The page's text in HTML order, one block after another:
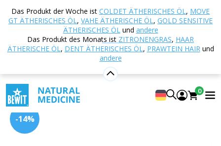
Das Produkt der Woche ist COLDET ÄTHERISCHES ÖL, MOVE
GT ÄTHERISCHES ÖL, VAHE ÄTHERISCHE ÖL, GOLD SENSITIVE
ÄTHERISCHES ÖLund andere
Das Produkt des Monats ist ZITRONENGRAS, HAAR
ÄTHERISCHE ÖL, DENT ÄTHERISCHES ÖL, PRAWTEIN HAIRund
andere
0
Startseite E-shop Aromatherapie
Diffusoren
und Aroma-Diffusoren
Passiv
Papier-Diffusor 75
Papier-Diffusor 75 x 75 mm
4.94 Anzeigen 17 Rezensionen
-14%